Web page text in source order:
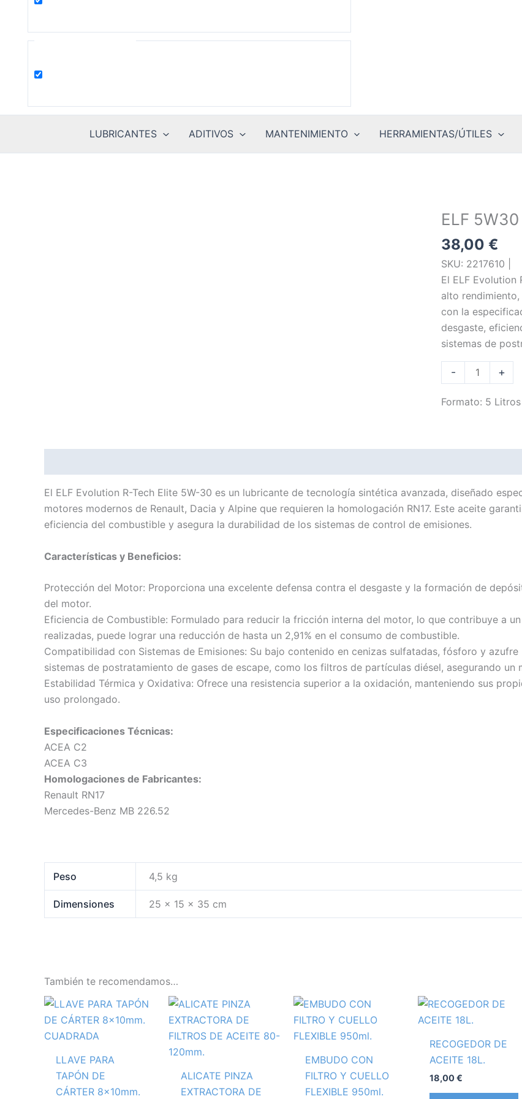
LUBRICANTES ADITIVOS MANTENIMIENTO HERRAMIENTAS/ÚTILES
ELF
38,00 €
SKU: 2217610 |
El ELF
alto
con la
desgaste,
sistemas de
-
5W30
EVOLUTION
ELITE
+
Formato: 5 Litros
El ELF Evolution R-Tech Elite 5W-30 es un lubricante de tecnología sintética avanzada, diseñado
motores modernos de Renault, Dacia y Alpine que requieren la homologación RN17. Este aceite
eficiencia del combustible y asegura la durabilidad de los sistemas de control de emisiones.
Características y Beneficios:
Protección del Motor: Proporciona una excelente defensa contra el desgaste y la formación de
del motor.
Eficiencia de Combustible: Formulado para reducir la fricción interna del motor, lo que contribuye a
realizadas, puede lograr una reducción de hasta un 2,91% en el consumo de combustible.
Compatibilidad con Sistemas de Emisiones: Su bajo contenido en cenizas sulfatadas, fósforo y
sistemas de postratamiento de gases de escape, como los filtros de partículas diésel, asegurando un
Estabilidad Térmica y Oxidativa: Ofrece una resistencia superior a la oxidación, manteniendo sus
uso prolongado.
Especificaciones Técnicas:
ACEA C2
ACEA C3
Homologaciones de Fabricantes:
Renault RN17
Mercedes-Benz MB 226.52
Peso 4,5 kg
Dimensiones 25 × 15 × 35 cm
También te recomendamos…
LLAVE PARA
TAPÓN DE
CÁRTER 8x10mm.
ALICATE PINZA
EXTRACTORA DE
EMBUDO CON
FILTRO Y CUELLO
FLEXIBLE 950ml.
RECOGEDOR DE
ACEITE 18L.
18,00€